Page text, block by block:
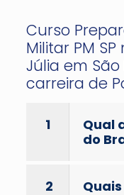
Curso
Militar PM
Júlia em
carreira de
1
Qual
do
2